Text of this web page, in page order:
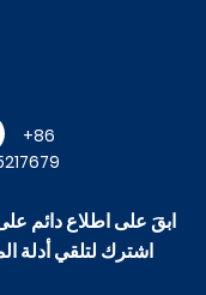
+86
ابقَ على اطلاع دائم
اشترك لتلقي أدلة